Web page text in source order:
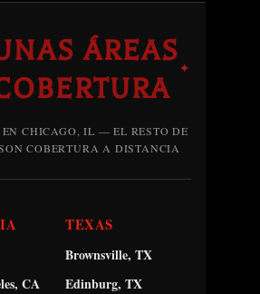
ÁREAS
✦
CHICAGO, IL — EL RESTO DE
COBERTURA A DISTANCIA
CA
TEXAS
Brownsville, TX
Edinburg, TX